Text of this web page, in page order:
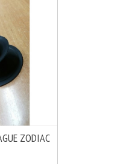
ZODIAC